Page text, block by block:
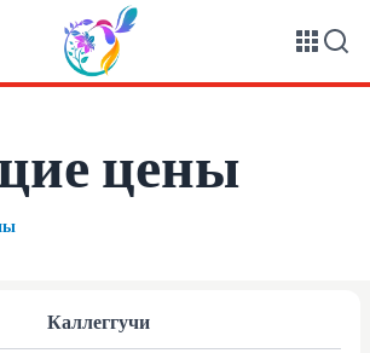
цены
Каллеггучи